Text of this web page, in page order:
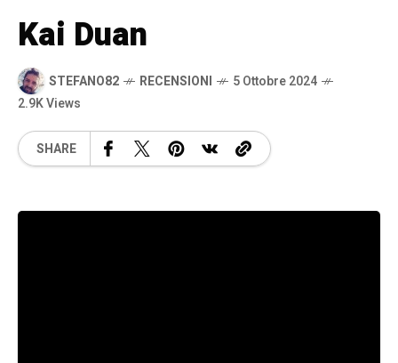
Kai Duan
STEFANO82 RECENSIONI
5 Ottobre 2024
2.9K Views
SHARE